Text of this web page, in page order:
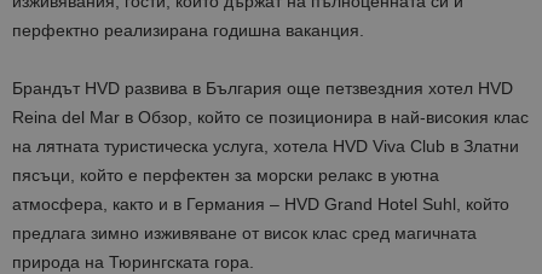
перфектно реализирана годишна ваканция.
Брандът HVD развива в България още петзвездния хотел HVD
Reina del Mar в Обзор, който се позиционира в най-високия клас
на лятната туристическа услуга, хотела HVD Viva Club в Златни
пясъци, който е перфектен за морски релакс в уютна
атмосфера
както и в Германия – HVD Grand Hotel Suhl , който
предлага зимно изживяване от висок клас сред магичната
природа на Тюрингската гора.